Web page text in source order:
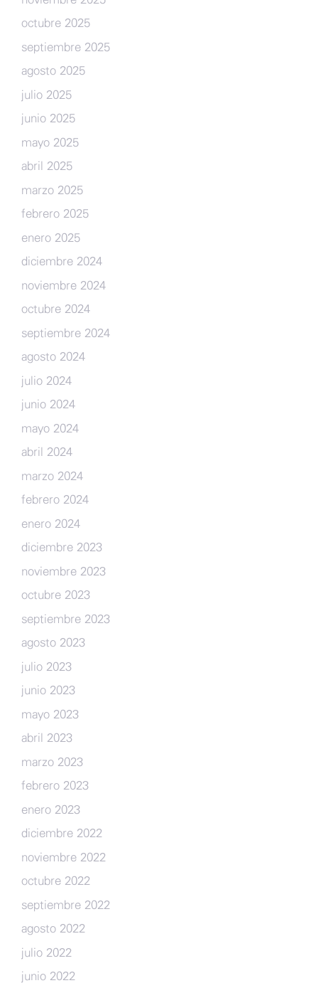
octubre 2025
septiembre 2025
agosto 2025
julio 2025
junio 2025
mayo 2025
abril 2025
marzo 2025
febrero 2025
enero 2025
diciembre 2024
noviembre 2024
octubre 2024
septiembre 2024
agosto 2024
julio 2024
junio 2024
mayo 2024
abril 2024
marzo 2024
febrero 2024
enero 2024
diciembre 2023
noviembre 2023
octubre 2023
septiembre 2023
agosto 2023
julio 2023
junio 2023
mayo 2023
abril 2023
marzo 2023
febrero 2023
enero 2023
diciembre 2022
noviembre 2022
octubre 2022
septiembre 2022
agosto 2022
julio 2022
junio 2022